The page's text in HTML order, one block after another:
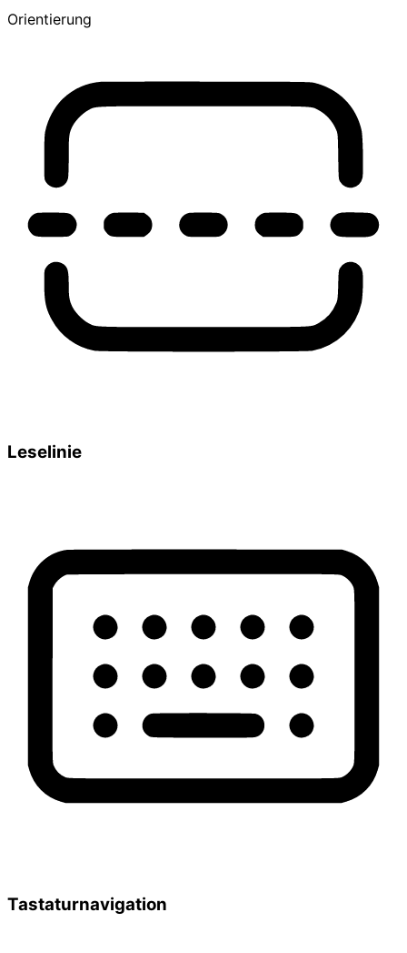
Orientierung
Leselinie
Tastaturnavigation